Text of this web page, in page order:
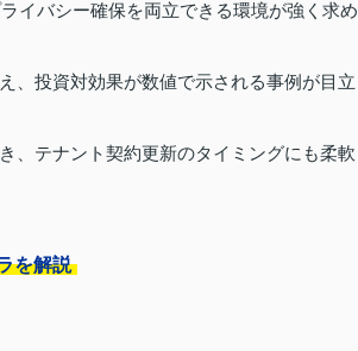
イバシー確保を両立できる環境が強く求め
、投資対効果が数値で示される事例が目立
、テナント契約更新のタイミングにも柔軟
を解説